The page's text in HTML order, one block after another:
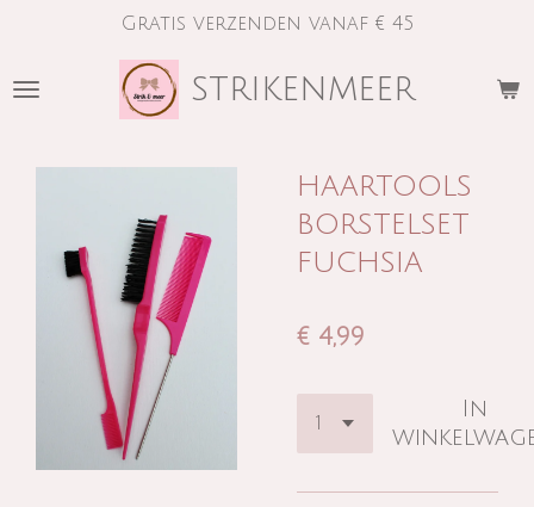
naar
strikenmeer
Gratis verzenden vanaf € 45
haartools
borstelset
fuchsia
€ 4,99
In